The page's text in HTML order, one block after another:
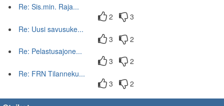
Re: Sis.min. Raja...
2
3
Re: Uusi savusuke...
3
2
Re: Pelastusajone...
3
2
Re: FRN Tilanneku...
3
2